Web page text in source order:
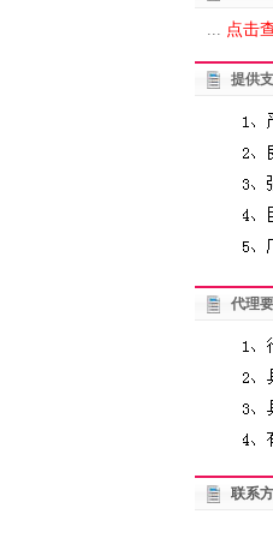
... 点击
提供
代理
联系